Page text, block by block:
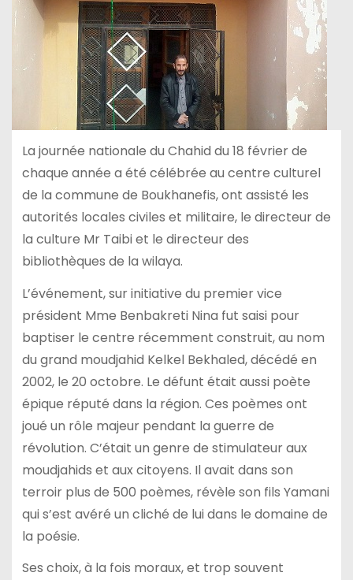
La journée nationale du Chahid du 18 février de
chaque année a été célébrée au centre culturel
de la commune de Boukhanefis, ont assisté les
autorités locales civiles et militaire, le directeur de
la culture Mr Taibi et le directeur des
bibliothèques de la wilaya.
L’événement, sur initiative du premier vice
président Mme Benbakreti Nina fut saisi pour
baptiser le centre récemment construit, au nom
du grand moudjahid Kelkel Bekhaled, décédé en
2002, le 20 octobre. Le défunt était aussi poète
épique réputé dans la région. Ces poèmes ont
joué un rôle majeur pendant la guerre de
révolution. C’était un genre de stimulateur aux
moudjahids et aux citoyens. Il avait dans son
terroir plus de 500 poèmes, révèle son fils Yamani
qui s’est avéré un cliché de lui dans le domaine de
la poésie.
Ses choix, à la fois moraux, et trop souvent